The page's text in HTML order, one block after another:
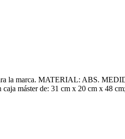
la marca. MATERIAL: ABS.
máster de: 31 cm x 20 cm x 48